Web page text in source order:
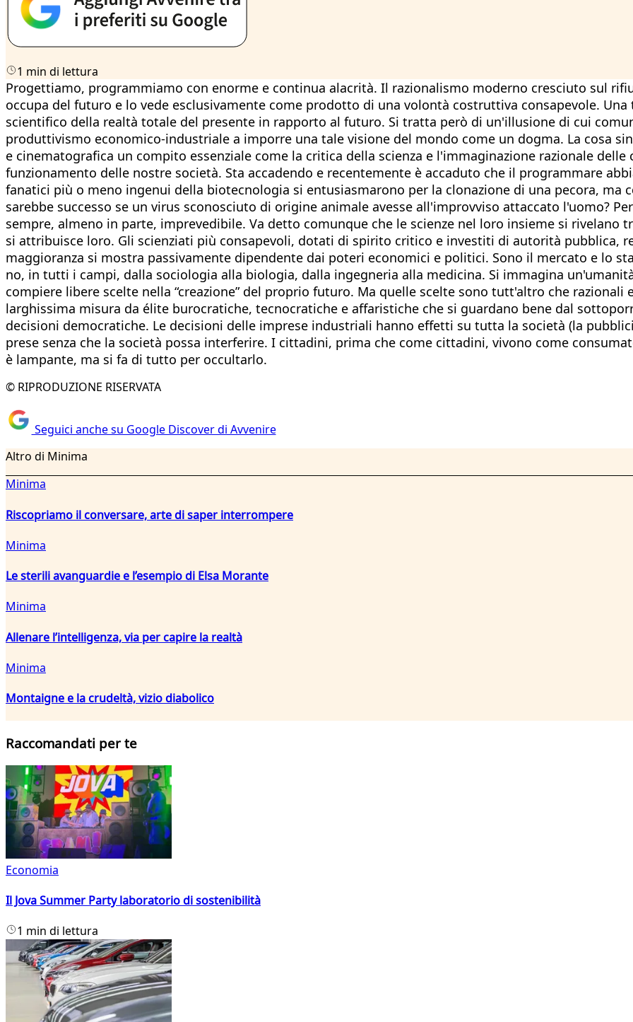
1 min di lettura
Progettiamo, programmiamo con enorme e continua alacrità. Il razionalismo moderno cresciuto sul
occupa del futuro e lo vede esclusivamente come prodotto di una volontà costruttiva consapevole.
scientifico della realtà totale del presente in rapporto al futuro. Si tratta però di un'illusione di cui
produttivismo economico-industriale a imporre una tale visione del mondo come un dogma. La cosa
e cinematografica un compito essenziale come la critica della scienza e l'immaginazione razionale
funzionamento delle nostre società. Sta accadendo e recentemente è accaduto che il programmare
fanatici più o meno ingenui della biotecnologia si entusiasmarono per la clonazione di una pecora, ma
sarebbe successo se un virus sconosciuto di origine animale avesse all'improvviso attaccato l'uomo?
sempre, almeno in parte, imprevedibile. Va detto comunque che le scienze nel loro insieme si rivelano
si attribuisce loro. Gli scienziati più consapevoli, dotati di spirito critico e investiti di autorità pubblica,
maggioranza si mostra passivamente dipendente dai poteri economici e politici. Sono il mercato e lo
no, in tutti i campi, dalla sociologia alla biologia, dalla ingegneria alla medicina. Si immagina
compiere libere scelte nella “creazione” del proprio futuro. Ma quelle scelte sono tutt'altro che
larghissima misura da élite burocratiche, tecnocratiche e affaristiche che si guardano bene dal
decisioni democratiche. Le decisioni delle imprese industriali hanno effetti su tutta la società (la
prese senza che la società possa interferire. I cittadini, prima che come cittadini, vivono come
è lampante, ma si fa di tutto per occultarlo.
© RIPRODUZIONE RISERVATA
Seguici anche su Google Discover di Avvenire
Altro di Minima
Minima
Riscopriamo il conversare, arte di saper interrompere
Minima
Le sterili avanguardie e l’esempio di Elsa Morante
Minima
Allenare l’intelligenza, via per capire la realtà
Minima
Montaigne e la crudeltà, vizio diabolico
Raccomandati per te
Economia
Il Jova Summer Party laboratorio di sostenibilità
1 min di lettura